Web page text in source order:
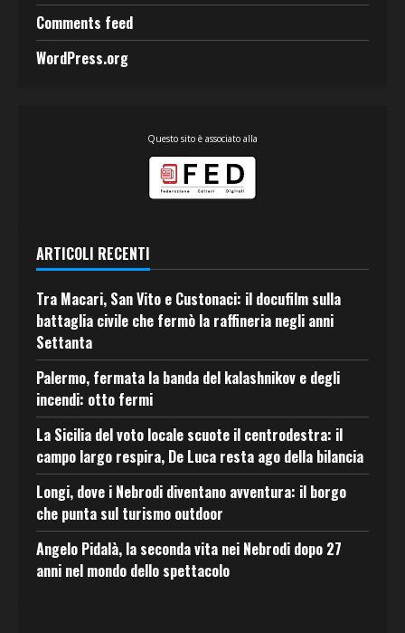
Comments feed
WordPress.org
Questo sito è associato alla
ARTICOLI RECENTI
Tra Macari, San Vito e Custonaci: il docufilm sulla
battaglia civile che fermò la raffineria negli anni
Settanta
Palermo, fermata la banda del kalashnikov e degli
incendi: otto fermi
La Sicilia del voto locale scuote il centrodestra: il
campo largo respira, De Luca resta ago della bilancia
Longi, dove i Nebrodi diventano avventura: il borgo
che punta sul turismo outdoor
Angelo Pidalà, la seconda vita nei Nebrodi dopo 27
anni nel mondo dello spettacolo